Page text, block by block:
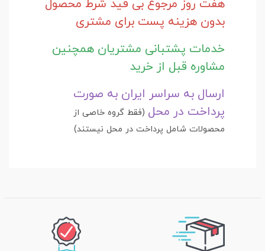
هفت روز مرجوع بی قید شرط محصول
بدون هزینه پست برای مشتری
خدمات پشتبانی مشتریان همچنین
مشاوره قبل از خرید
ارسال به سراسر ایران به صورت
پرداخت در محل (فقط گروه خاصی از
محصولات شامل پرداخت در محل نیستند)